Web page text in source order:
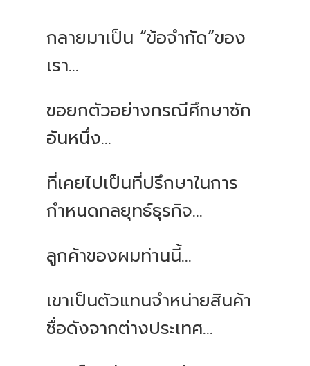
กลายมาเป็น “ข้อจำกัด”ของ
เรา...
ขอยกตัวอย่างกรณีศึกษาซัก
อันหนึ่ง...
ที่เคยไปเป็นที่ปรึกษาในการ
กำหนดกลยุทธ์ธุรกิจ...
ลูกค้าของผมท่านนี้...
เขาเป็นตัวแทนจำหน่ายสินค้า
ชื่อดังจากต่างประเทศ...